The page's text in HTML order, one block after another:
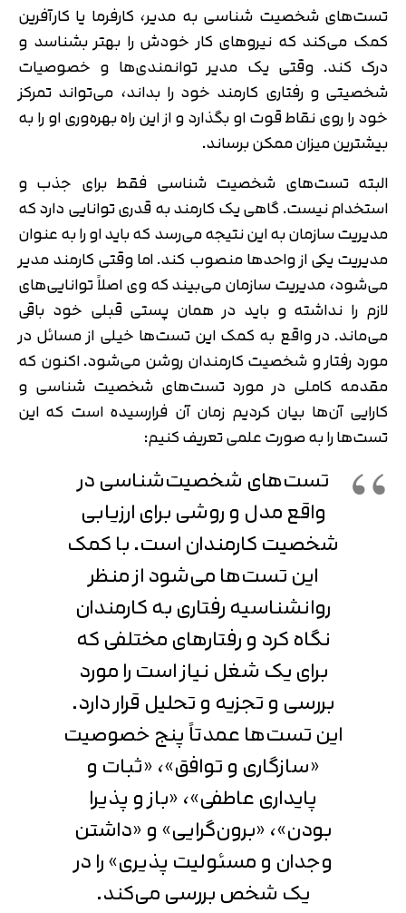
تست‌های شخصیت شناسی به مدیر، کارفرما یا کارآفرین
کمک می‌کند که نیروهای کار خودش را بهتر بشناسد و
درک کند. وقتی یک مدیر توانمندی‌ها و خصوصیات
شخصیتی و رفتاری کارمند خود را بداند، می‌تواند تمرکز
خود را روی نقاط قوت او بگذارد و از این راه بهره‌وری او را به
بیشترین میزان ممکن برساند.
البته تست‌های شخصیت شناسی فقط برای جذب و
استخدام نیست. گاهی یک کارمند به قدری توانایی دارد که
مدیریت سازمان به این نتیجه می‌رسد که باید او را به عنوان
مدیریت یکی از واحدها منصوب کند. اما وقتی کارمند مدیر
می‌شود، مدیریت سازمان می‌بیند که وی اصلاً توانایی‌های
لازم را نداشته و باید در همان پستی قبلی خود باقی
می‌ماند. در واقع به کمک این تست‌ها خیلی از مسائل در
مورد رفتار و شخصیت کارمندان روشن می‌شود. اکنون که
مقدمه کاملی در مورد تست‌های شخصیت شناسی و
کارایی آن‌ها بیان کردیم زمان آن فرارسیده است که این
تست‌ها را به صورت علمی تعریف کنیم:
تست‌های شخصیت‌شناسی در
واقع مدل و روشی برای ارزیابی
شخصیت کارمندان است. با کمک
این تست‌ها می‌شود از منظر
روانشناسیه رفتاری به کارمندان
نگاه کرد و رفتارهای مختلفی که
برای یک شغل نیاز است را مورد
بررسی و تجزیه و تحلیل قرار دارد.
این تست‌ها عمدتاً پنج خصوصیت
«سازگاری و توافق»، «ثبات و
پایداری عاطفی»، «باز و پذیرا
بودن»، «برون‌گرایی» و «داشتن
وجدان و مسئولیت پذیری» را در
یک شخص بررسی می‌کند.